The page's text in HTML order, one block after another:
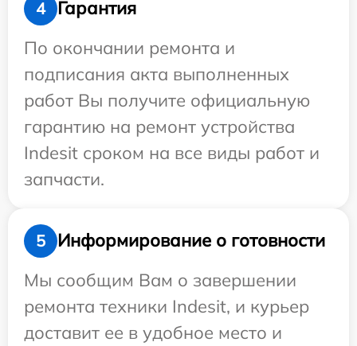
4
Гарантия
По окончании ремонта и
подписания акта выполненных
работ Вы получите официальную
гарантию на ремонт устройства
Indesit сроком на все виды работ и
запчасти.
5
Информирование о готовности
Мы сообщим Вам о завершении
ремонта техники Indesit, и курьер
доставит ее в удобное место и